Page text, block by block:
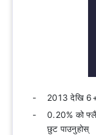
2013 देखि 6+
0.20% को
छुट पाउनुहोस्